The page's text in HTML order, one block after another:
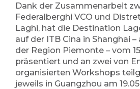
Dank der Zusammenarbeit
Federalberghi VCO und
Laghi, hat die Destination
auf der ITB Cina in Shanghai
der Region Piemonte – vom
präsentiert und an zwei von
organisierten Workshops
jeweils in Guangzhou am